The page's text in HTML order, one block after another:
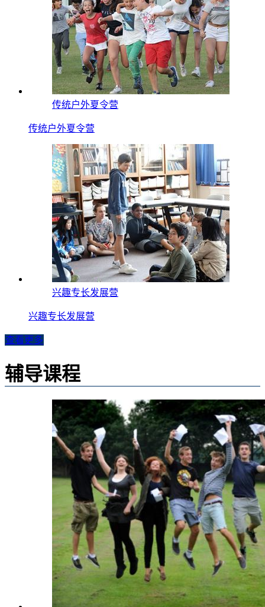
传统户外夏令营
传统户外夏令营
兴趣专长发展营
兴趣专长发展营
查看更多
辅导课程